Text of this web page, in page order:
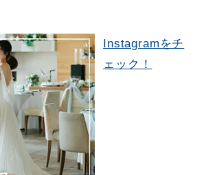
Instagramをチ
ェック！